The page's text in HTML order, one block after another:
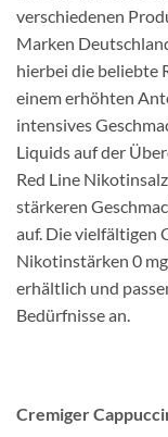
verschiedenen
Marken
hierbei die beliebte
einem erhöhten
intensives
Liquids auf der
Red Line
stärkeren
auf. Die vielfältigen
Nikotinstärken 0
erhältlich und
Bedürfnisse an.
Cremiger